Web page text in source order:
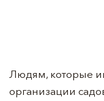
Людям, которые
организации